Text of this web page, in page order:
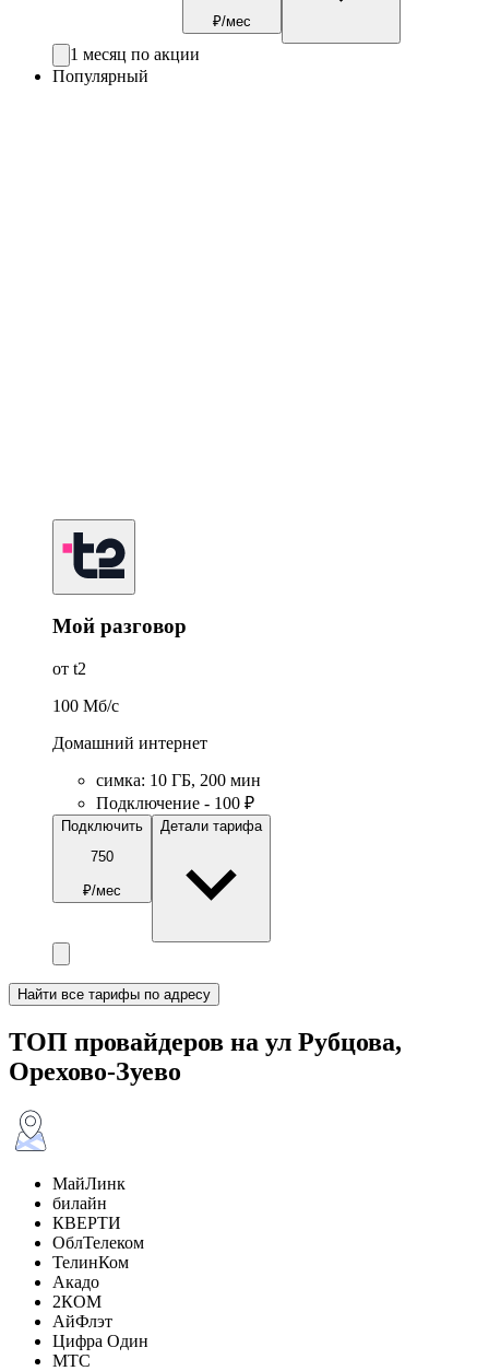
₽/мес
1 месяц по акции
Популярный
Мой разговор
от t2
100 Мб/c
Домашний интернет
симка: 10 ГБ, 200 мин
Подключение - 100 ₽
Подключить
750
₽/мес
Детали тарифа
Найти все тарифы по адресу
ТОП провайдеров на ул Рубцова,
Орехово-Зуево
МайЛинк
билайн
КВЕРТИ
ОблТелеком
ТелинКом
Акадо
2КОМ
АйФлэт
Цифра Один
МТС